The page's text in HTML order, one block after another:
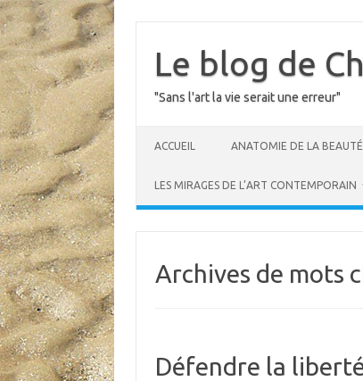
contentLe blog de
"Sans l'art la vie serait une erreur"
ACCUEIL ANATOMIE DE LA BEAUTÉ
LES MIRAGES DE L’ART CONTEMPORAIN
Archives de mots
Défendre la